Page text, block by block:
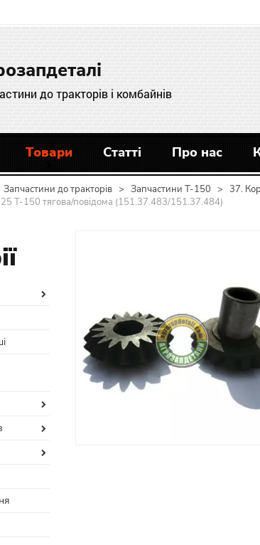
до тракторів і комбайнів
Товари Статті Про нас
Запчастини до тракторів > Запчастини Т-150 > 37.
Т-150 тягова/повідома (151.37.483/151.37.484)